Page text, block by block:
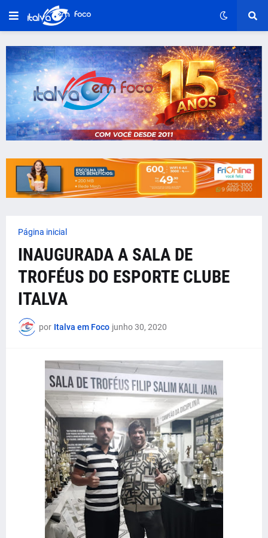
Página inicial
INAUGURADA A SALA DE
TROFÉUS DO ESPORTE CLUBE
ITALVA
por Italva em Foco junho 30, 2020